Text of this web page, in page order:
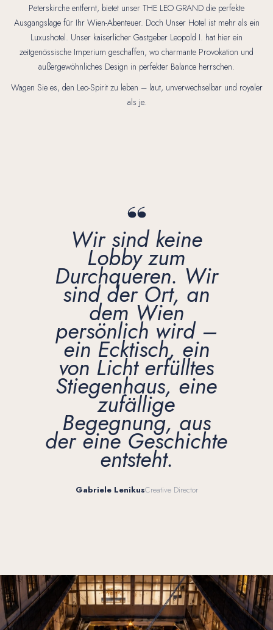
Peterskirche entfernt, bietet unser THE LEO GRAND die perfekte
Ausgangslage für Ihr Wien-Abenteuer. Doch Unser Hotel ist mehr als ein
Luxushotel. Unser kaiserlicher Gastgeber Leopold I. hat hier ein
zeitgenössische Imperium geschaffen, wo charmante Provokation und
außergewöhnliches Design in perfekter Balance herrschen.
Wagen Sie es, den Leo-Spirit zu leben – laut, unverwechselbar und royaler
als je.
Wir sind keine
Lobby zum
Durchqueren. Wir
sind der Ort, an
dem Wien
persönlich wird –
ein Ecktisch, ein
von Licht erfülltes
Stiegenhaus, eine
zufällige
Begegnung, aus
der eine Geschichte
entsteht.
Gabriele LenikusCreative Director